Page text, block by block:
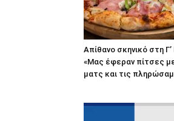
Απίθανο σκηνικό στη Γ’
«Μας έφεραν πίτσες
ματς και τις